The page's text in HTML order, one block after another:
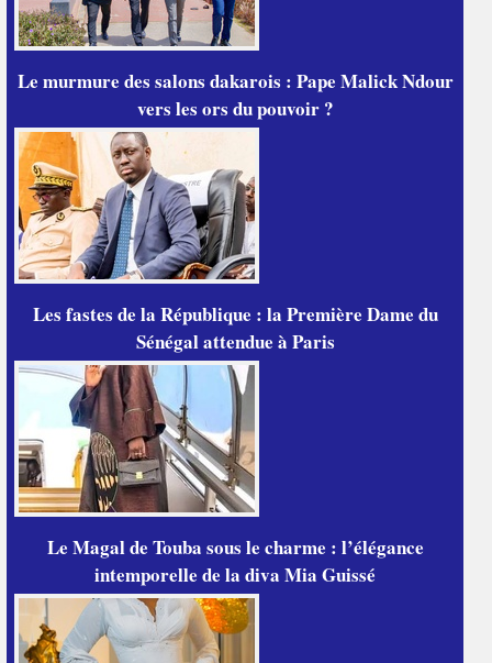
Le murmure des salons dakarois : Pape Malick Ndour
vers les ors du pouvoir ?
Les fastes de la République : la Première Dame du
Sénégal attendue à Paris
Le Magal de Touba sous le charme : l’élégance
intemporelle de la diva Mia Guissé